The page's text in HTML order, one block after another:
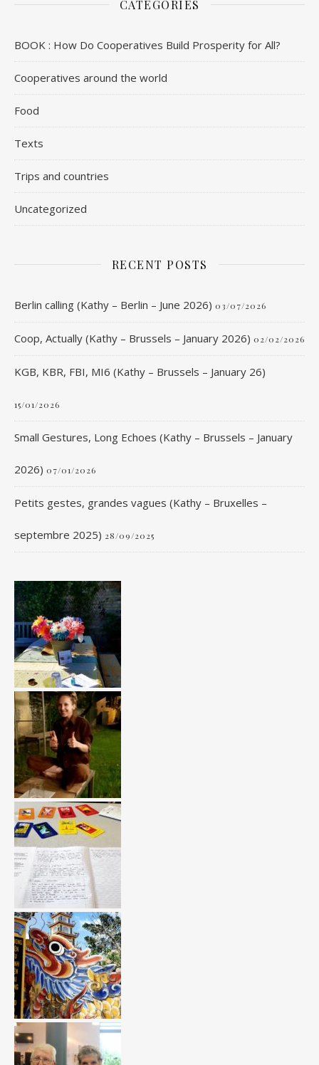
CATEGORIES
BOOK : How Do Cooperatives Build Prosperity for All?
Cooperatives around the world
Food
Texts
Trips and countries
Uncategorized
RECENT POSTS
Berlin calling (Kathy – Berlin – June 2026) 03/07/2026
Coop, Actually (Kathy – Brussels – January 2026) 02/02/2026
KGB, KBR, FBI, MI6 (Kathy – Brussels – January 26)
15/01/2026
Small Gestures, Long Echoes (Kathy – Brussels – January
2026) 07/01/2026
Petits gestes, grandes vagues (Kathy – Bruxelles –
septembre 2025) 28/09/2025